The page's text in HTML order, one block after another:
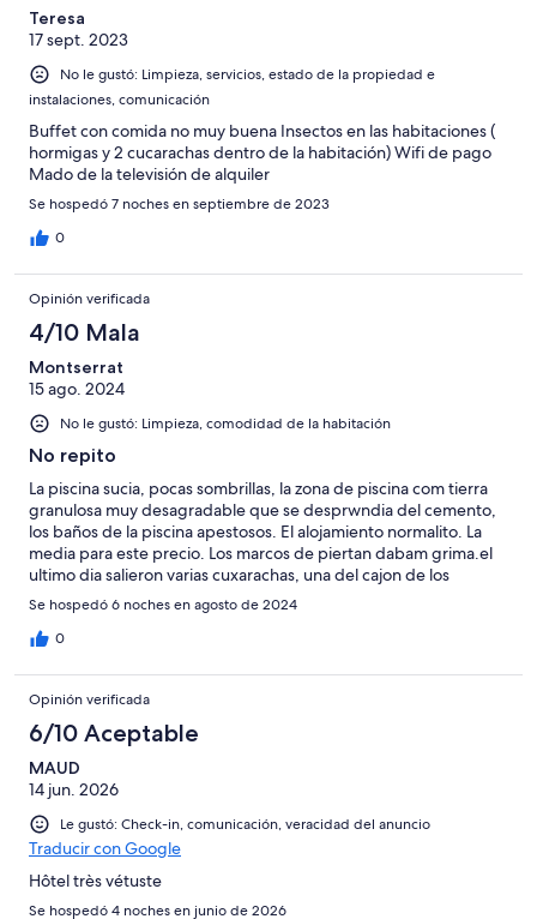
Teresa
17 sept. 2023
No le gustó: Limpieza, servicios, estado de la propiedad e
instalaciones, comunicación
Buffet con comida no muy buena Insectos en las habitaciones (
hormigas y 2 cucarachas dentro de la habitación) Wifi de pago
Mado de la televisión de alquiler
Se hospedó 7 noches en septiembre de 2023
0
Opinión verificada
4/10 Mala
Montserrat
15 ago. 2024
No le gustó: Limpieza, comodidad de la habitación
No repito
La piscina sucia, pocas sombrillas, la zona de piscina com tierra
granulosa muy desagradable que se desprwndia del cemento,
los baños de la piscina apestosos. El alojamiento normalito. La
media para este precio. Los marcos de piertan dabam grima.el
ultimo dia salieron varias cuxarachas, una del cajon de los
cubiertos. Camas comodas. 20 minutos para dos raxiones de
papas fritas. ( bien de precio y ricas) El colmo ,me estallo el bote
dw ketxhup ,que estaba fermentado en el cuerpo y en la cara y
mi y me dijo que me habia pasado agitando( si no hubiera sofo
poesto, hubieramos xomido mas dias alli( comida rapida,bpero
buena pinta y buen precio) es un " todo incluido" por lo que ya
se sabe que el sercicio es muy de batalla, aunque pagues. Otra
noche, dos cubatas etiquera, nos los querian poner en vasito de
plastico y cocacola de grifo... Al final conseguimos que nos lo
pusiwra en un vaso decente, pero lo tuvimos que tomar con el
camarero vigilandonos en una mesa del comedor( todo estilo).
La tv en version original, y no la cambiaron( yo no podia por el
mando en modo hotel) Personal de limpieza y socorrista, muy
Se hospedó 6 noches en agosto de 2024
0
Opinión verificada
6/10 Aceptable
MAUD
14 jun. 2026
Le gustó: Check-in, comunicación, veracidad del anuncio
Traducir con Google
Hôtel très vétuste
Se hospedó 4 noches en junio de 2026